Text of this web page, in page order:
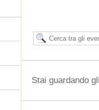
Stai guardando